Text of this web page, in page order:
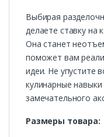
Выбирая
делаете ставку на
Она станет
поможет вам
идеи. Не упустите
кулинарные
замечательного
Размеры товара: